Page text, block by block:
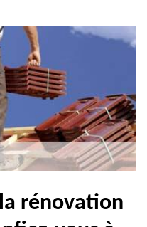
rénovation